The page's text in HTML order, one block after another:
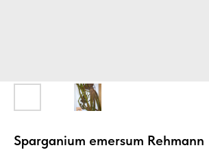
Sparganium emersum Rehmann